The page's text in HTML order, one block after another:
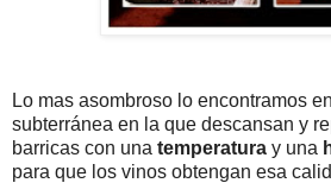
Lo mas asombroso lo encontramos
subterránea en la que descansan y
barricas con una temperatura y una
para que los vinos obtengan esa